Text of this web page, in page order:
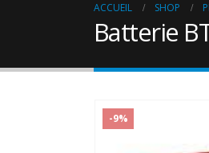
ACCUEIL SHOP
Batterie
-9%